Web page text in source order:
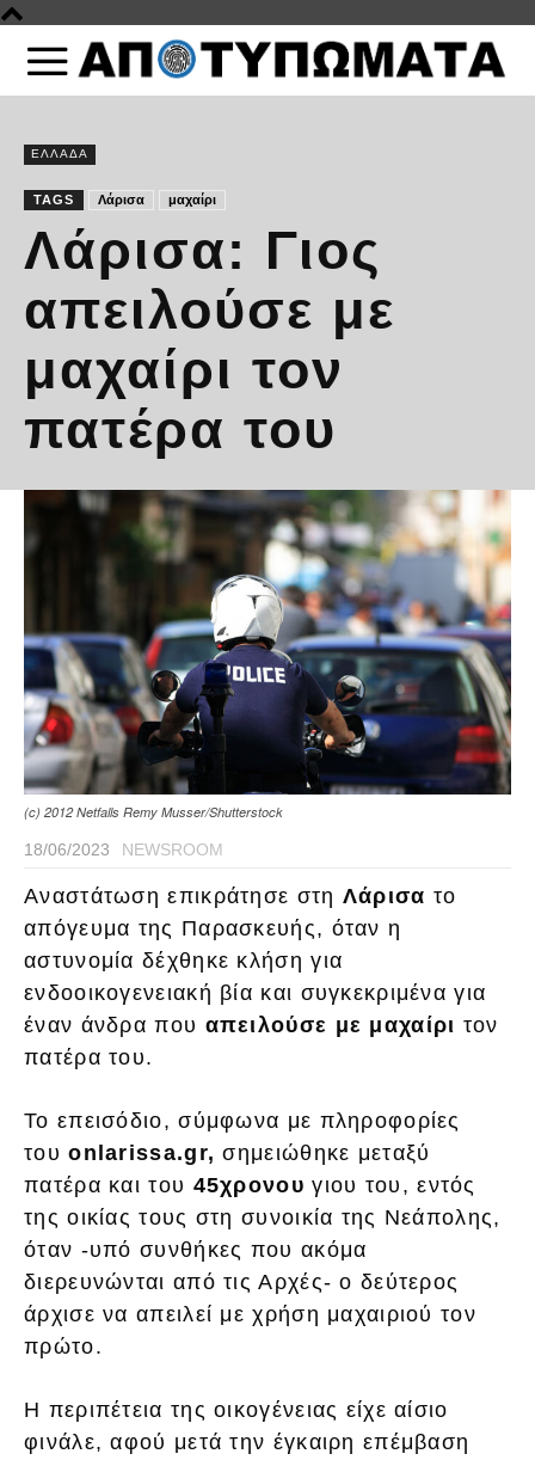
ΕΛΛΑΔΑ
TAGS Λάρισα μαχαίρι
Λάρισα: Γιος
απειλούσε με
μαχαίρι τον
πατέρα του
(c) 2012 Netfalls Remy Musser/Shutterstock
18/06/2023 NEWSROOM
Αναστάτωση επικράτησε στη Λάρισα το
απόγευμα της Παρασκευής, όταν η
αστυνομία δέχθηκε κλήση για
ενδοοικογενειακή βία και συγκεκριμένα για
έναν άνδρα που απειλούσε με μαχαίρι τον
πατέρα του.
Το επεισόδιο, σύμφωνα με πληροφορίες
τουonlarissa.gr, σημειώθηκε μεταξύ
πατέρα και του 45χρονου γιου του, εντός
της οικίας τους στη συνοικία της Νεάπολης,
όταν -υπό συνθήκες που ακόμα
διερευνώνται από τις Αρχές- ο δεύτερος
άρχισε να απειλεί με χρήση μαχαιριού τον
πρώτο.
Η περιπέτεια της οικογένειας είχε αίσιο
φινάλε, αφού μετά την έγκαιρη επέμβαση